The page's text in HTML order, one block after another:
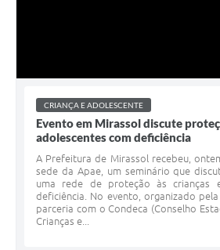
CRIANÇA E ADOLESCENTE
Evento em Mirassol discute
adolescentes com deficiência
A Prefeitura de Mirassol recebeu,
sede da Apae, um seminário que
uma rede de proteção às crianças
deficiência. No evento, organizado
parceria com o Condeca (Conselho
Crianças e...